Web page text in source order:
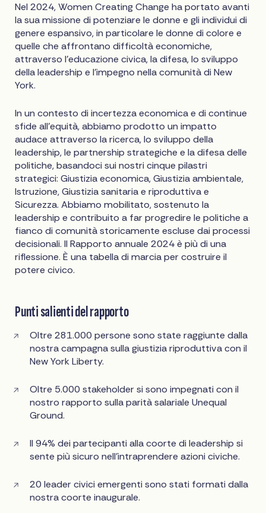
Nel 2024, Women Creating Change ha portato avanti
la sua missione di potenziare le donne e gli individui di
genere espansivo, in particolare le donne di colore e
quelle che affrontano difficoltà economiche,
attraverso l'educazione civica, la difesa, lo sviluppo
della leadership e l'impegno nella comunità di New
York.
In un contesto di incertezza economica e di continue
sfide all'equità, abbiamo prodotto un impatto
audace attraverso la ricerca, lo sviluppo della
leadership, le partnership strategiche e la difesa delle
politiche, basandoci sui nostri cinque pilastri
strategici: Giustizia economica, Giustizia ambientale,
Istruzione, Giustizia sanitaria e riproduttiva e
Sicurezza. Abbiamo mobilitato, sostenuto la
leadership e contribuito a far progredire le politiche a
fianco di comunità storicamente escluse dai processi
decisionali. Il Rapporto annuale 2024 è più di una
riflessione. È una tabella di marcia per costruire il
potere civico.
Punti salienti del rapporto
Oltre 281.000 persone sono state raggiunte dalla
nostra campagna sulla giustizia riproduttiva con il
New York Liberty.
Oltre 5.000 stakeholder si sono impegnati con il
nostro rapporto sulla parità salariale Unequal
Ground.
Il 94% dei partecipanti alla coorte di leadership si
sente più sicuro nell'intraprendere azioni civiche.
20 leader civici emergenti sono stati formati dalla
nostra coorte inaugurale.